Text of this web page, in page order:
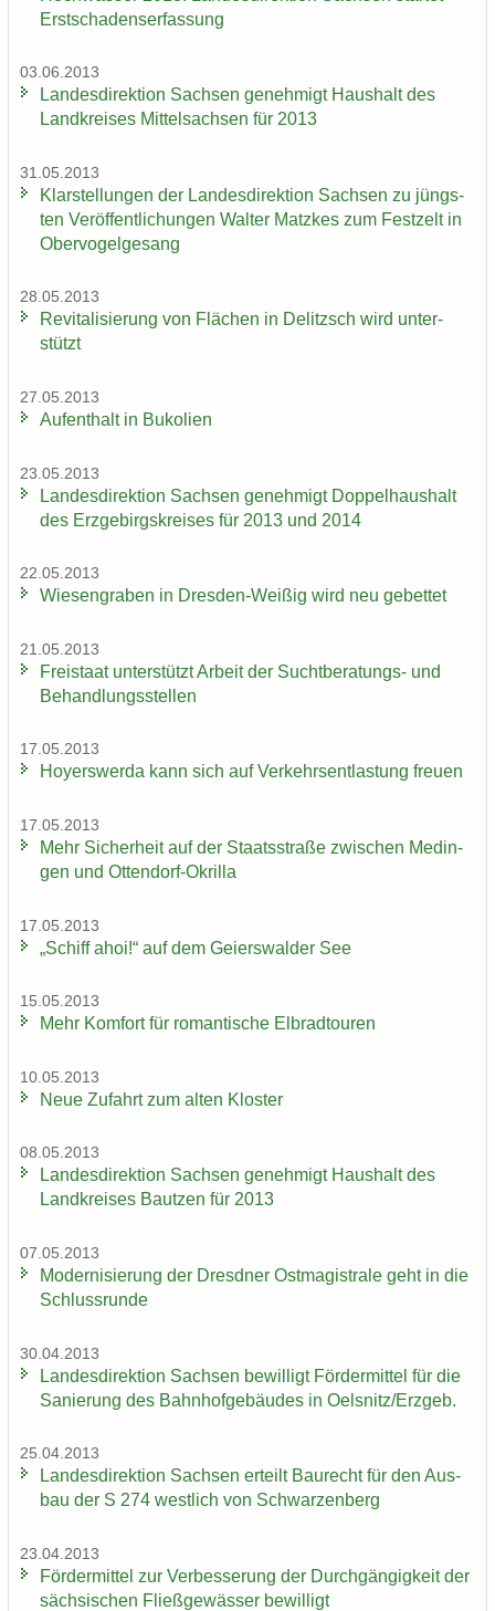
Erst­scha­dens­er­fas­sung
03.06.2013
Lan­des­di­rek­ti­on Sach­sen ge­neh­migt Haus­halt des
Land­krei­ses Mit­tel­sach­sen für 2013
31.05.2013
Klar­stel­lun­gen der Lan­des­di­rek­ti­on Sach­sen zu jüngs­
ten Ver­öf­fent­li­chun­gen Wal­ter Matz­kes zum Fest­zelt in
Ober­vo­gel­ge­sang
28.05.2013
Re­vi­ta­li­sie­rung von Flä­chen in De­litzsch wird un­ter­
stützt
27.05.2013
Auf­ent­halt in Bu­ko­li­en
23.05.2013
Lan­des­di­rek­ti­on Sach­sen ge­neh­migt Dop­pel­haus­halt
des Erz­ge­birgs­krei­ses für 2013 und 2014
22.05.2013
Wie­sen­gra­ben in Dresden-​Weißig wird neu ge­bet­tet
21.05.2013
Frei­staat un­ter­stützt Ar­beit der Suchtberatungs-​ und
Be­hand­lungs­stel­len
17.05.2013
Ho­yers­wer­da kann sich auf Ver­kehrs­ent­las­tung freu­en
17.05.2013
Mehr Si­cher­heit auf der Staats­stra­ße zwi­schen Me­din­
gen und Ottendorf-​Okrilla
17.05.2013
„Schiff ahoi!“ auf dem Gei­ers­wal­der See
15.05.2013
Mehr Kom­fort für ro­man­ti­sche El­brad­tou­ren
10.05.2013
Neue Zu­fahrt zum alten Klos­ter
08.05.2013
Lan­des­di­rek­ti­on Sach­sen ge­neh­migt Haus­halt des
Land­krei­ses Baut­zen für 2013
07.05.2013
Mo­der­ni­sie­rung der Dresd­ner Ost­ma­gis­tra­le geht in die
Schluss­run­de
30.04.2013
Lan­des­di­rek­ti­on Sach­sen be­wil­ligt För­der­mit­tel für die
Sa­nie­rung des Bahn­hof­ge­bäu­des in Oels­nitz/Erz­geb.
25.04.2013
Lan­des­di­rek­ti­on Sach­sen er­teilt Bau­recht für den Aus­
bau der S 274 west­lich von Schwar­zen­berg
23.04.2013
För­der­mit­tel zur Ver­bes­se­rung der Durch­gän­gig­keit der
säch­si­schen Fließ­ge­wäs­ser be­wil­ligt